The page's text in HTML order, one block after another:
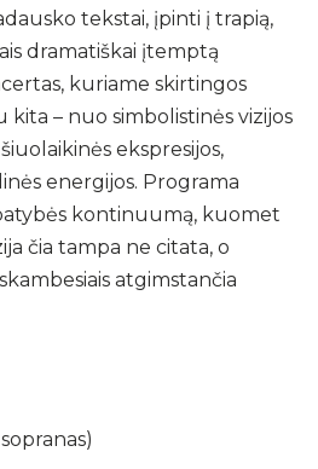
tekstai, įpinti į trapią,
dramatiškai įtemptą
kuriame skirtingos
kita – nuo simbolistinės vizijos
ekspresijos,
energijos. Programa
kontinuumą, kuomet
čia tampa ne citata, o
atgimstančia